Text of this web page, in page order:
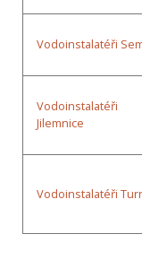
Vodoinstalatéři
Vodoinstalatéři
Jilemnice
Vodoinstalatéři